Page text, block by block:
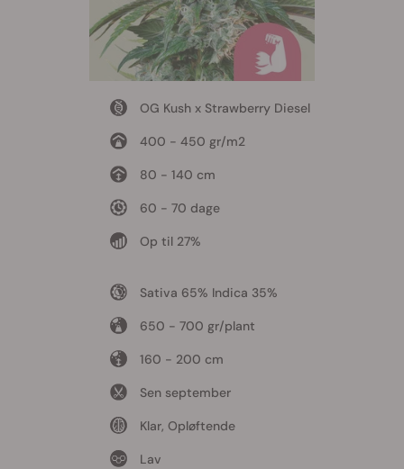
OG Kush x Strawberry Diesel
400 - 450 gr/m2
80 - 140 cm
60 - 70 dage
Op til 27%
Sativa 65% Indica 35%
650 - 700 gr/plant
160 - 200 cm
Sen september
Klar, Opløftende
Lav